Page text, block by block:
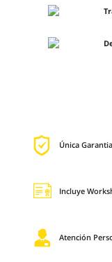
Única
Incluye
Atención